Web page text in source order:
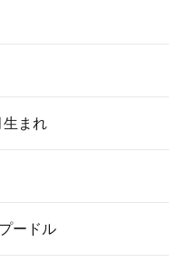
生まれ
ードル